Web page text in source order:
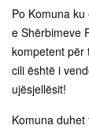
Po Komuna
e Shërbimeve
kompetent për
cili është i
ujësjellësit!
Komuna